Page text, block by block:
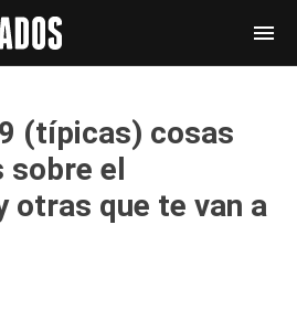
(típicas) cosas
el
otras que te van a